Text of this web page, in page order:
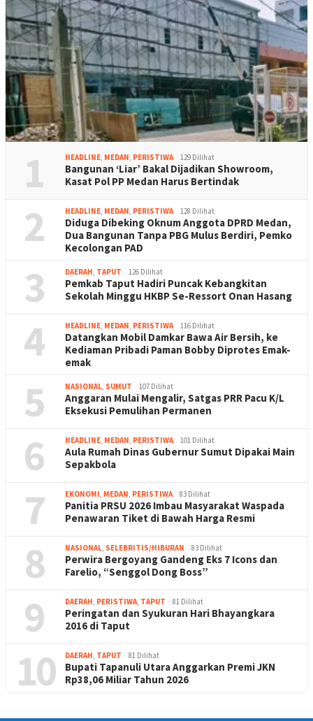
1 HEADLINE, MEDAN, PERISTIWA 129 Dilihat
Bangunan ‘Liar’ Bakal Dijadikan Showroom,
Kasat Pol PP Medan Harus Bertindak
2 HEADLINE, MEDAN, PERISTIWA 128 Dilihat
Diduga Dibeking Oknum Anggota DPRD Medan,
Dua Bangunan Tanpa PBG Mulus Berdiri, Pemko
Kecolongan PAD
3 DAERAH, TAPUT 126 Dilihat
Pemkab Taput Hadiri Puncak Kebangkitan
Sekolah Minggu HKBP Se-Ressort Onan Hasang
4 HEADLINE, MEDAN, PERISTIWA 116 Dilihat
Datangkan Mobil Damkar Bawa Air Bersih, ke
Kediaman Pribadi Paman Bobby Diprotes Emak-
emak
5 NASIONAL, SUMUT 107 Dilihat
Anggaran Mulai Mengalir, Satgas PRR Pacu K/L
Eksekusi Pemulihan Permanen
6 HEADLINE, MEDAN, PERISTIWA 101 Dilihat
Aula Rumah Dinas Gubernur Sumut Dipakai Main
Sepakbola
7 EKONOMI, MEDAN, PERISTIWA 83 Dilihat
Panitia PRSU 2026 Imbau Masyarakat Waspada
Penawaran Tiket di Bawah Harga Resmi
8 NASIONAL, SELEBRITIS/HIBURAN 83 Dilihat
Perwira Bergoyang Gandeng Eks 7 Icons dan
Farelio, “Senggol Dong Boss”
9 DAERAH, PERISTIWA, TAPUT 81 Dilihat
Peringatan dan Syukuran Hari Bhayangkara
2016 di Taput
10 DAERAH, TAPUT 81 Dilihat
Bupati Tapanuli Utara Anggarkan Premi JKN
Rp38,06 Miliar Tahun 2026